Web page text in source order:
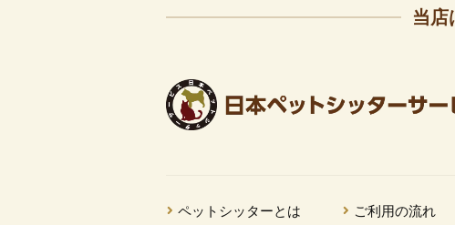
当店
ペットシッターとは
ご利用の流れ